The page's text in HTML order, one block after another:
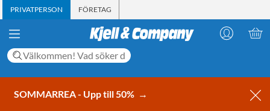
PRIVATPERSON FÖRETAG
SOMMARREA - Upp till 50% →